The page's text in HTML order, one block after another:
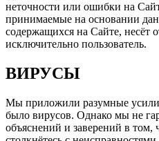
неточности или ошибки на
принимаемые на основании
содержащихся на Сайте, несёт
исключительно пользователь.
ВИРУСЫ
Мы приложили разумные
было вирусов. Однако мы не
объяснений и заверений в